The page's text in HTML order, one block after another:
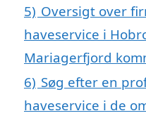
5) Oversigt over
haveservice i
Mariagerfjord
6) Søg efter en
haveservice i de